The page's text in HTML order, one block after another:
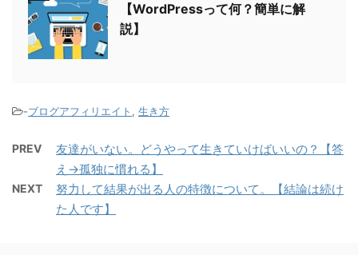
【WordPressって何？簡単に解
説】
-ブログアフィリエイト , 生き方
PREV
友達がいない。どうやって生きていけばいいの？【答
え→孤独に慣れる】
NEXT
努力して結果が出る人の特徴について。【結論は続け
た人です】